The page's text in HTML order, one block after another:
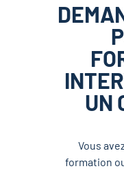
UN
Vous
formation